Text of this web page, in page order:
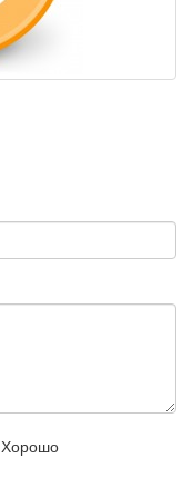
Хорошо